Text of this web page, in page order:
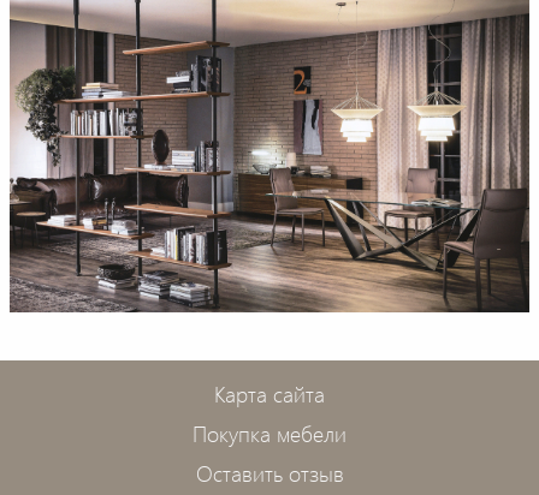
Карта сайта
Покупка мебели
Оставить отзыв